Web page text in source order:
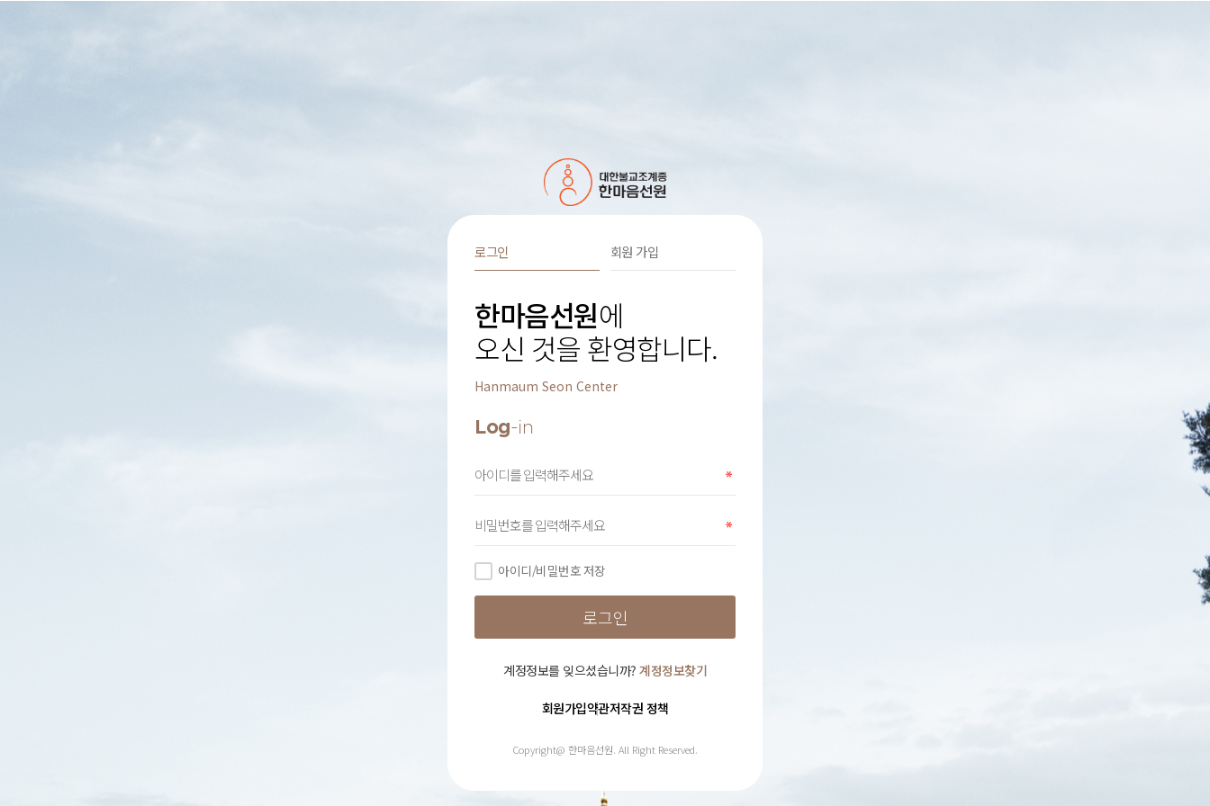
로그인 회원 가입
한마음선원에
오신 것을 환영합니다.
Hanmaum Seon Center
Log-in
아이디/비밀번호 저장
계정정보를 잊으셨습니까? 계정정보찾기
회원가입약관저작권 정책
Copyright@ 한마음선원. All Right Reserved.